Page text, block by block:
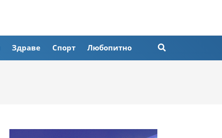
Здраве Спорт Любопитно